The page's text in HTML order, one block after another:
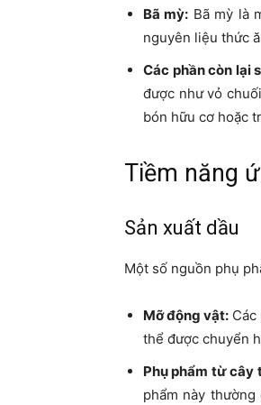
Bã mỳ: Bã mỳ là
nguyên liệu thức
Các phần còn lại
được như vỏ
bón hữu cơ hoặc
Tiềm năng
Sản xuất dầu
Một số nguồn phụ
Mỡ động vật:
thể được chuyển
Phụ phẩm từ cây
phẩm này